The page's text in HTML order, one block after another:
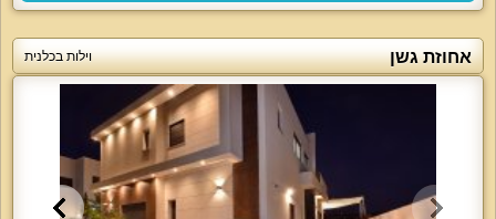
אחוזת גשן וילות בכלנית